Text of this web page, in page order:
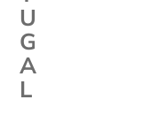
U
G
A
L